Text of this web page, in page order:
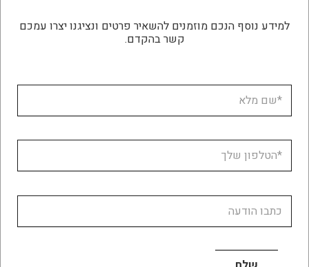
למידע נוסף הנכם מוזמנים להשאיר פרטים ונציגנו יצרו עמכם
קשר בהקדם.